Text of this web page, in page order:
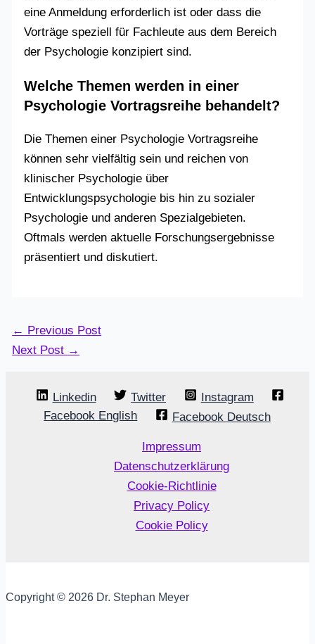
eine Anmeldung erforderlich ist oder dass die
Vorträge speziell für Fachleute aus dem Bereich
der Psychologie konzipiert sind.
Welche Themen werden in einer
Psychologie Vortragsreihe behandelt?
Die Themen einer Psychologie Vortragsreihe
können sehr vielfältig sein und reichen von
klinischer Psychologie über
Entwicklungspsychologie bis hin zu sozialer
Psychologie und anderen Spezialgebieten.
Oftmals werden aktuelle Forschungsergebnisse
präsentiert und diskutiert.
← Previous Post
Next Post →
Linkedin Twitter
Instagram
Facebook English
Facebook Deutsch
Impressum
Datenschutzerklärung
Cookie-Richtlinie
Privacy Policy
Cookie Policy
Copyright © 2026 Dr. Stephan Meyer